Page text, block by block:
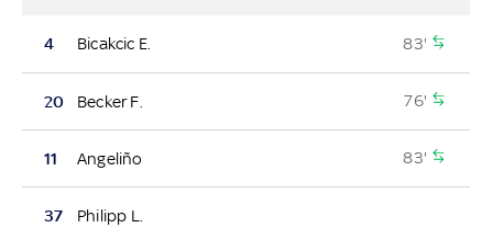
4 Bicakcic E. 83'
20 Becker F. 76'
11 Angeliño 83'
37 Philipp L.